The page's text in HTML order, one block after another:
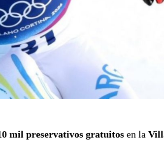
mil preservativos gratuitos en la